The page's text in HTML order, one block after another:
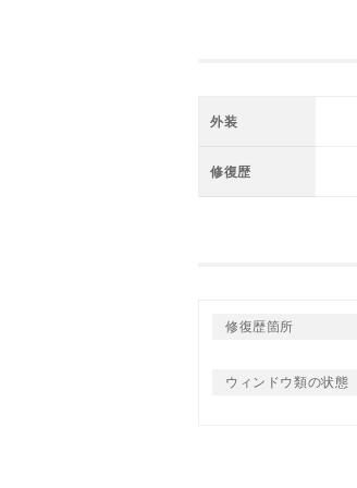
外装
修復歴
修復歴箇所
ウィンドウ類の状態